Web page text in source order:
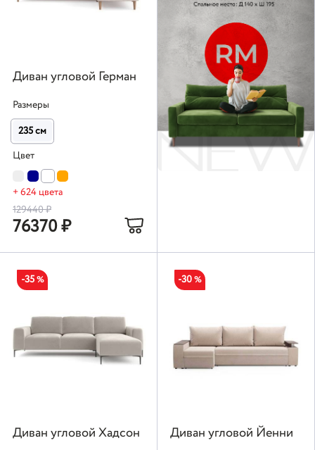
Диван угловой Герман
Размеры
235 см
Цвет
+ 624 цвета
129440₽
76370₽
-35 %
Диван угловой Хадсон
-30%
Диван угловой Йенни